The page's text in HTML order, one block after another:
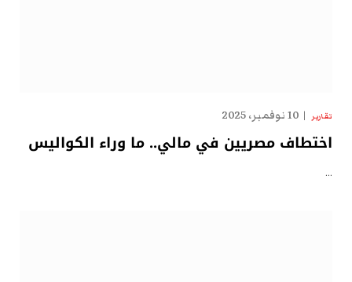
تقارير 10 نوفمبر، 2025
اختطاف مصريين في مالي.. ما وراء الكواليس
…